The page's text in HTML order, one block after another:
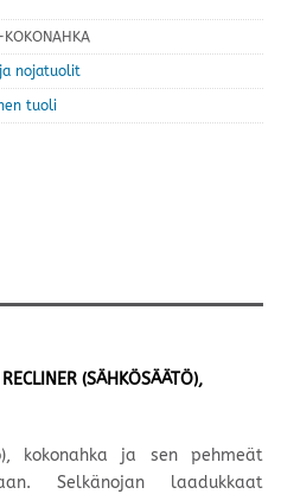
KOKONAHKA
nojatuolit
tuoli
(SÄHKÖSÄÄTÖ),
kokonahka ja sen pehmeät
Selkänojan laadukkaat